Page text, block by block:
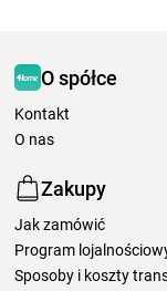
O spółce
Kontakt
O nas
Zakupy
Jak zamówić
Program
Sposoby i koszty